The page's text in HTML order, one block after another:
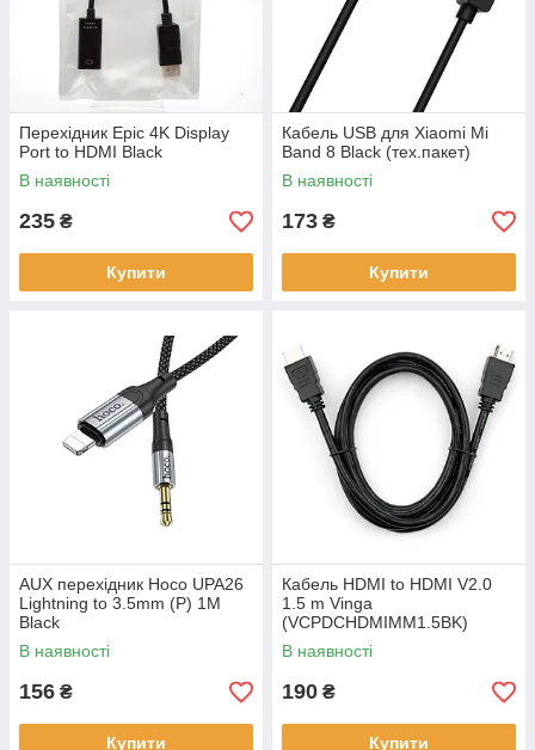
Перехідник Epic 4K Display
Port to HDMI Black
В наявності
235 ₴
Купити
Кабель USB для Xiaomi Mi
Band 8 Black (тех.пакет)
В наявності
173 ₴
Купити
AUX перехідник Hoco UPA26
Lightning to 3.5mm (P) 1M
Black
В наявності
156 ₴
Купити
Кабель HDMI to HDMI V2.0
1.5 m Vinga
(VCPDCHDMIMM1.5BK)
В наявності
190 ₴
Купити